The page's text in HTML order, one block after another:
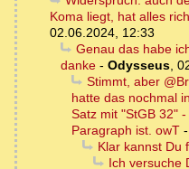
Koma liegt, hat alles
02.06.2024, 12:33
Genau das habe
danke - Odysseus,
Stimmt, aber
hatte das nochmal
Satz mit "StGB 32"
Paragraph ist. owT -
Klar kannst Du
Ich versuche